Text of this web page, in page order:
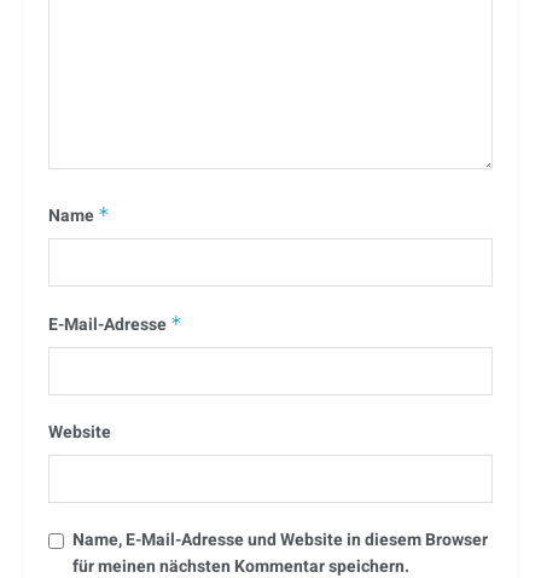
Name *
E-Mail-Adresse *
Website
Name, E-Mail-Adresse und Website in diesem Browser
für meinen nächsten Kommentar speichern.